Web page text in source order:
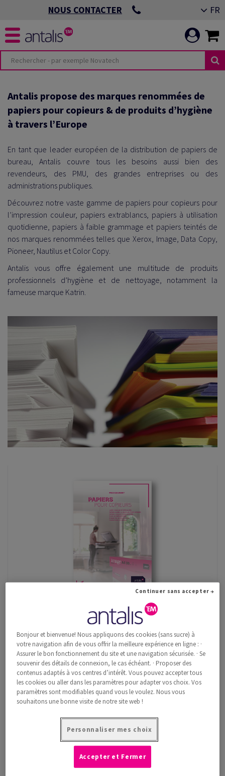
NOUS CONTACTER FR
Antalis propose des marques renommées de
papiers pour copieurs & de produits d’hygiène
à travers l’Europe
En tant que leader européen de la distribution de papiers de
bureau, Antalis couvre tous les besoins aussi bien des
revendeurs, des PMU, des grandes entreprises ou des
administrations publiques.
Découvrez notre vaste gamme de papiers pour copieurs pour
l’impression couleur, papiers extrablancs, papiers à utilisation
quotidienne, papiers à faible grammage et papiers teintés de
nos marques renommées telles que Xerox, Image, Data Copy,
Pioneer, Nautilus et Color Copy.
Antalis vous offre également une multitude de produits
professionnels d’hygiène et de nettoyage, notamment la
fameuse marque Katrin.
Prix-courant Papiers pour copieurs
En savoir plus
Bonjour et bienvenue! Nous appliquons des cookies (sans sucre) à
votre navigation afin de vous offrir la meilleure expérience en ligne : ·
Assurer le bon fonctionnement du site et une navigation sécurisée. · Se
souvenir des détails de connexion, le cas échéant. · Proposer des
contenus adaptés à vos centres d’intérêt. Vous pouvez accepter tous
les cookies ou aller dans les paramètres pour adapter vos choix. Vos
paramètres sont modifiables quand vous le voulez. Nous vous
souhaitons une bonne visite de notre site web !
Personnaliser mes choix
Continuer sans accepter →
Accepter et Fermer